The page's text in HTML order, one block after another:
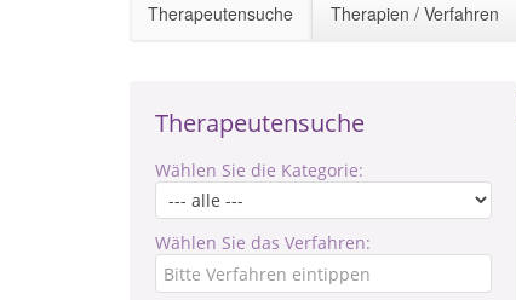
Therapeutensuche Therapien / Verfahren
Therapeutensuche
Wählen Sie die Kategorie:
Wählen Sie das Verfahren: